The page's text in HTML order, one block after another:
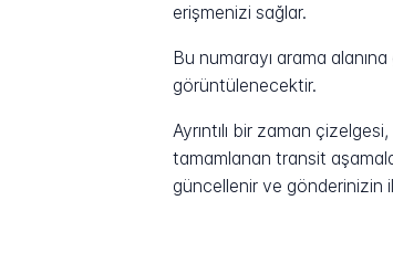
erişmenizi sağlar.
Bu numarayı arama
görüntülenecektir.
Ayrıntılı bir zaman
tamamlanan transit
güncellenir ve gönderinizin